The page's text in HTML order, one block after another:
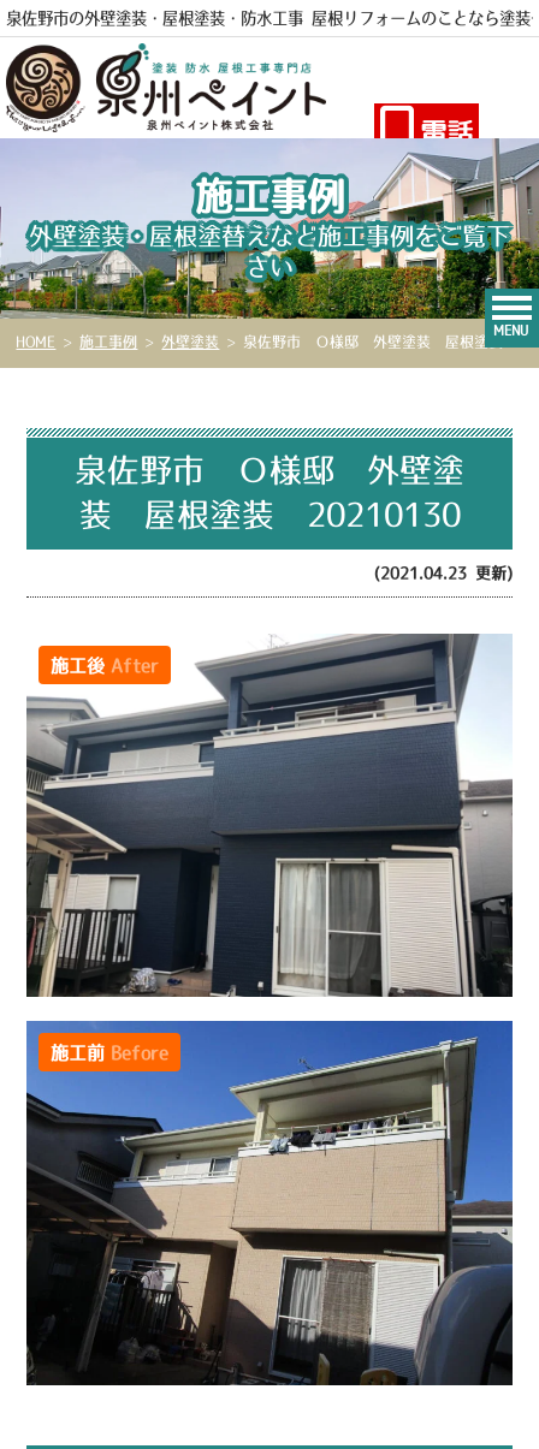
泉佐野市の外壁塗装・屋根塗装・防水工事 屋根リフォームのことなら塗装
電話
MENU
施工事例
外壁塗装・屋根塗替えなど施工事例をご覧下
さい
HOME >施工事例 > 外壁塗装 > 泉佐野市 Ｏ様邸 外壁塗装 屋根塗装 20210130
泉佐野市 Ｏ様邸 外壁塗
装 屋根塗装 20210130
(2021.04.23 更新)
施工後 After
施工前 Before